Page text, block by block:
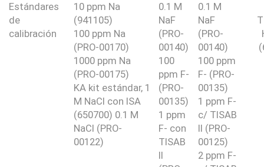
Estándares
de
calibración
10 ppm Na
(941105)
100 ppm Na
(PRO-00170)
1000 ppm Na
(PRO-00175)
KA kit estándar, 1
M NaCl con ISA
(650700) 0.1 M
NaCl (PRO-
00122)
0.1 M
NaF
(PRO-
00140)
100
ppm F-
(PRO-
00135)
1 ppm
F- con
TISAB
II
0.1 M
NaF
(PRO-
00140)
100 ppm
F- (PRO-
00135)
1 ppm F-
c/ TISAB
II (PRO-
00125)
2 ppm F-